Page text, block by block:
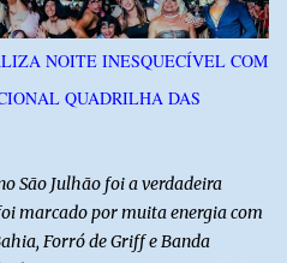
No outro veículo estavam
para uma partida de futebol. O
ferimentos leves. A criança, que
gravemente ferida, precisou ser
NOITE INESQUECÍVEL COM
QUADRILHA DAS
São Julhão foi a verdadeira
marcado por muita energia com
Forró de Griff e Banda